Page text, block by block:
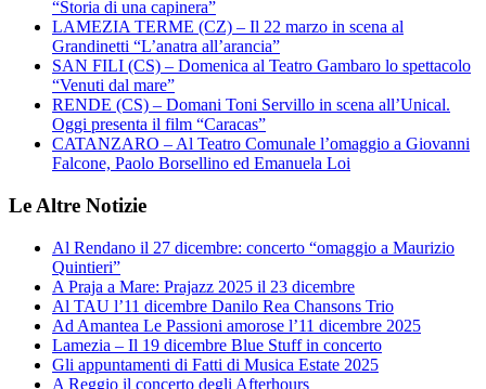
“Storia di una capinera”
LAMEZIA TERME (CZ) – Il 22 marzo in scena al
Grandinetti “L’anatra all’arancia”
SAN FILI (CS) – Domenica al Teatro Gambaro lo spettacolo
“Venuti dal mare”
RENDE (CS) – Domani Toni Servillo in scena all’Unical.
Oggi presenta il film “Caracas”
CATANZARO – Al Teatro Comunale l’omaggio a Giovanni
Falcone, Paolo Borsellino ed Emanuela Loi
Le Altre Notizie
Al Rendano il 27 dicembre: concerto “omaggio a Maurizio
Quintieri”
A Praja a Mare: Prajazz 2025 il 23 dicembre
Al TAU l’11 dicembre Danilo Rea Chansons Trio
Ad Amantea Le Passioni amorose l’11 dicembre 2025
Lamezia – Il 19 dicembre Blue Stuff in concerto
Gli appuntamenti di Fatti di Musica Estate 2025
A Reggio il concerto degli Afterhours